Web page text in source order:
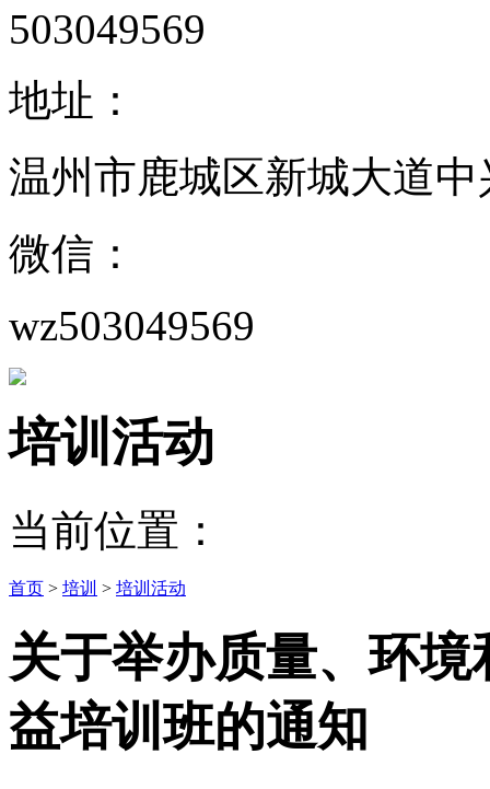
503049569
地址：
温州市鹿城区新城大道中
微信：
wz503049569
培训活动
当前位置：
首页 > 培训 > 培训活动
关于举办质量、环
益培训班的通知